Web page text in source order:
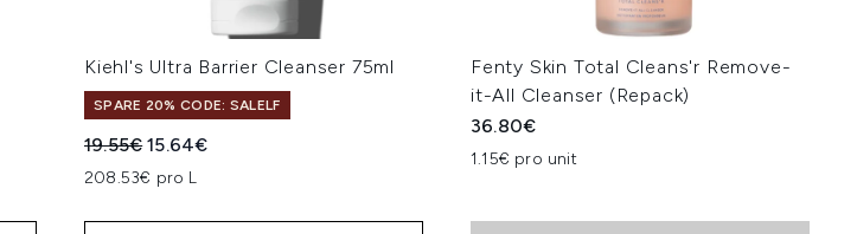
Kiehl's Ultra Barrier Cleanser 75ml
SPARE 20% CODE: SALELF
Unverbindliche Preisempfehlung:
19.55€Aktueller Preis:
15.64€
208.53€ pro L
Fenty Skin Total Cleans'r Remove-
it-All Cleanser (Repack)
36.80€
1.15€ pro unit